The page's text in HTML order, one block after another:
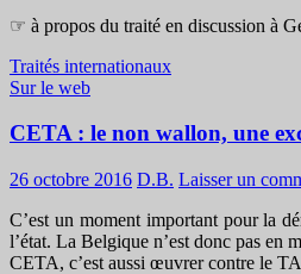
☞ à propos du traité en discussion à
Traités internationaux
Sur le web
CETA : le non wallon, une
26 octobre 2016 D.B. Laisser un
C’est un moment important pour la
l’état. La Belgique n’est donc pas en
CETA, c’est aussi œuvrer contre le